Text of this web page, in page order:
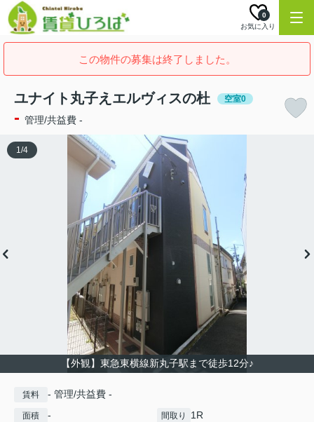
お気に入り
0
この物件の募集は終了しました。
ユナイト丸子えエルヴィスの杜 空室0
- 管理/共益費 -
【外観】東急東横線新丸子駅まで徒歩12分♪
1/4
賃料 - 管理/共益費 -
面積 - 間取り 1R